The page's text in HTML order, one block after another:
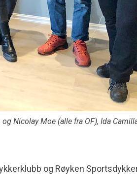
Nicolay Moe (alle fra OF), Ida
og Røyken